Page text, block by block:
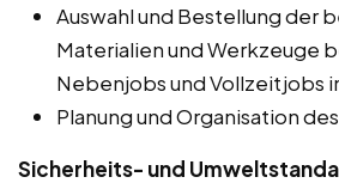
Auswahl und Bestellung der
Materialien und Werkzeuge
Nebenjobs und Vollzeitjobs
Planung und Organisation
Sicherheits- und